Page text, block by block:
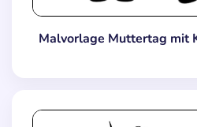
Malvorlage Muttertag mit